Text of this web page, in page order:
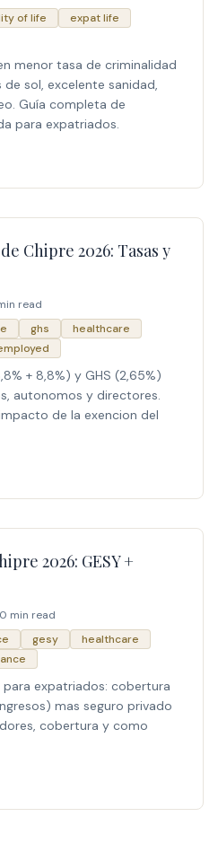
of life
expat life
menor tasa de criminalidad
sol, excelente sanidad,
Guía completa de
para expatriados.
Chipre 2026: Tasas y
read
ghs
healthcare
+ 8,8%) y GHS (2,65%)
autonomos y directores.
de la exencion del
2026: GESY +
min read
gesy
healthcare
expatriados: cobertura
mas seguro privado
cobertura y como